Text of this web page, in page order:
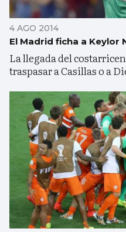
4 AGO 2014
El Madrid ficha a Keylor
La llegada del
traspasar a Casillas o a